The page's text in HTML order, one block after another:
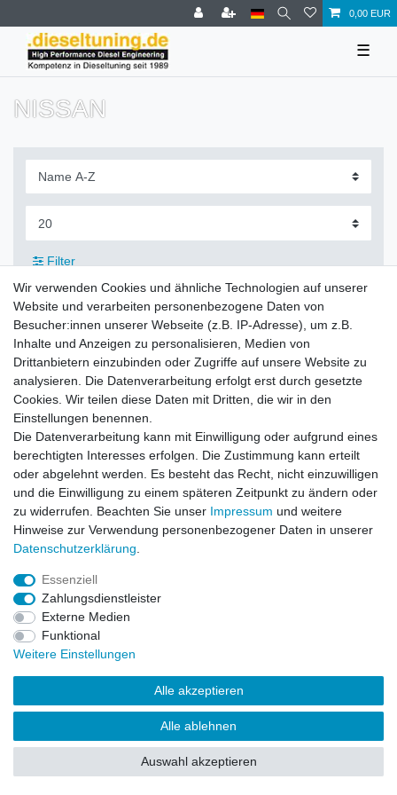
0,00 EUR
☰
NISSAN
Filter
Zahlung und Versand
Daten­schutz­erklärung
Barrierefreiheitserklärung Widerrufs­recht
Vertrag widerrufen
© Copyright 2026 | Alle Rechte vorbehalten.
Wir verwenden Cookies und ähnliche Technologien auf unserer
Website und verarbeiten personenbezogene Daten von
Besucher:innen unserer Webseite (z.B. IP-Adresse), um z.B.
Inhalte und Anzeigen zu personalisieren, Medien von
Drittanbietern einzubinden oder Zugriffe auf unsere Website zu
analysieren. Die Datenverarbeitung erfolgt erst durch gesetzte
Cookies. Wir teilen diese Daten mit Dritten, die wir in den
Einstellungen benennen.
Die Datenverarbeitung kann mit Einwilligung oder aufgrund eines
berechtigten Interesses erfolgen. Die Zustimmung kann erteilt
oder abgelehnt werden. Es besteht das Recht, nicht einzuwilligen
und die Einwilligung zu einem späteren Zeitpunkt zu ändern oder
zu widerrufen. Beachten Sie unser Impressum und weitere
Hinweise zur Verwendung personenbezogener Daten in unserer
Daten­schutz­erklärung
Essenziell
Zahlungsdienstleister
Externe Medien
Funktional
Weitere Einstellungen
Alle akzeptieren
Alle ablehnen
Auswahl akzeptieren